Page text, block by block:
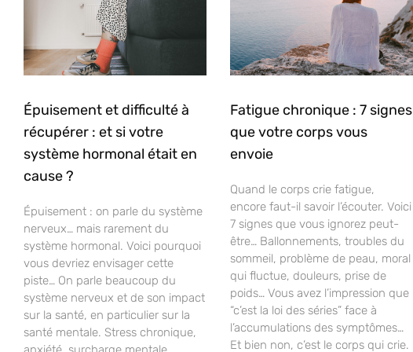
Épuisement et difficulté à
récupérer : et si votre
système hormonal était en
cause ?
Épuisement : on parle du système
nerveux… mais rarement du
système hormonal. Voici pourquoi
vous devriez envisager cette
piste… On parle beaucoup du
système nerveux et de son impact
sur la santé, en particulier sur la
santé mentale. Stress chronique,
Fatigue chronique : 7 signes
que votre corps vous
envoie
Quand le corps crie fatigue,
encore faut-il savoir l’écouter. Voici
7 signes que vous ignorez peut-
être… Ballonnements, troubles du
sommeil, problème de peau, moral
qui fluctue, douleurs, prise de
poids… Vous avez l’impression que
“c’est la loi des séries” face à
l’accumulations des symptômes…
Et bien non, c’est le corps qui crie.